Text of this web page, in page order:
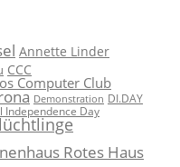
Annette Linder
CCC
Computer Club
Demonstration DI.DAY
Independence Day
Rotes Haus